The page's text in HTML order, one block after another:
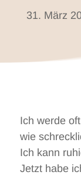
31. März
Ich werde
wie
Ich kann
Jetzt habe